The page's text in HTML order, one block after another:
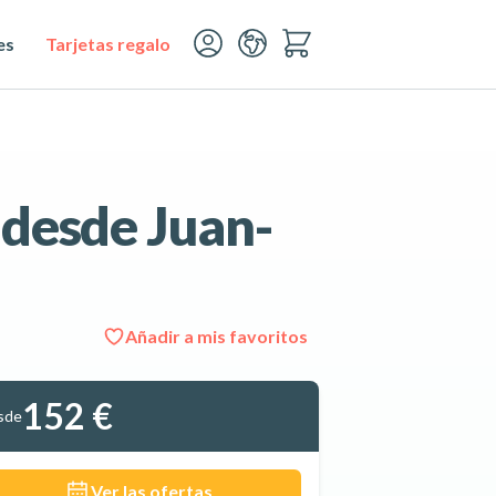
Tarjetas regalo
Juan-
Añadir a mis favoritos
Ver las 6 fotos
152 €
Ver las ofertas